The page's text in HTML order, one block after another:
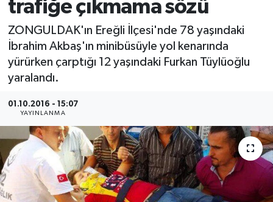
trafiğe çıkmama sözü
ZONGULDAK'ın Ereğli İlçesi'nde 78 yaşındaki
İbrahim Akbaş'ın minibüsüyle yol kenarında
yürürken çarptığı 12 yaşındaki Furkan Tüylüoğlu
yaralandı.
01.10.2016 - 15:07
YAYINLANMA
Sağlık
Sinema
Sivil Toplum
Siyaset
Spor